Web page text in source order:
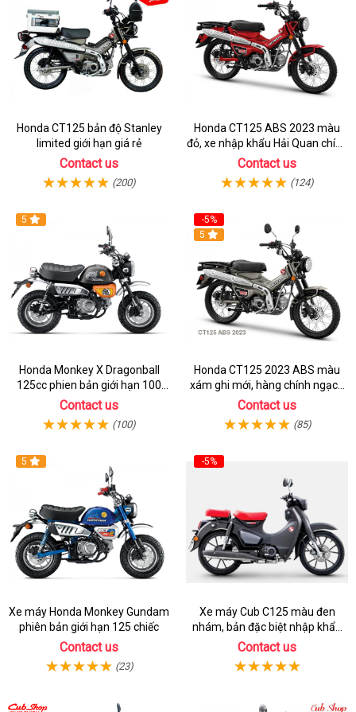
Honda CT125 bản độ Stanley
limited giới hạn giá rẻ
Contact us
(200)
Honda CT125 ABS 2023 màu
đỏ, xe nhập khẩu Hải Quan chính
ngạch
Contact us
(124)
5
Honda Monkey X Dragonball
125cc phien bản giới hạn 100
chiếc từ 2 ký ức huyền thoại
Contact us
(100)
-5%
5
Honda CT125 2023 ABS màu
xám ghi mới, hàng chính ngạch
giá tốt nhất thị trường
Contact us
(85)
5
Xe máy Honda Monkey Gundam
phiên bản giới hạn 125 chiếc
Contact us
(23)
-5%
Xe máy Cub C125 màu đen
nhám, bản đặc biệt nhập khẩu
Thái lan
Contact us